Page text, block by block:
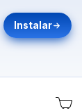
Instalar